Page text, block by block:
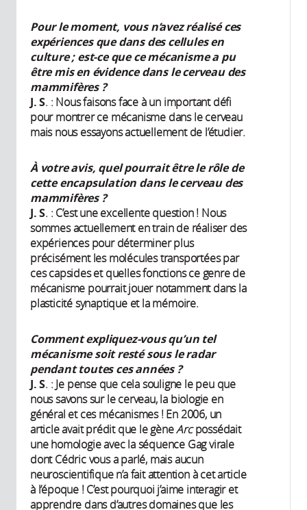
Pour le moment, vous n’avez réalisé ces
expériences que dans des cellules en
culture ; est-ce que ce mécanisme a pu
être mis en évidence dans le cerveau des
mammifères ?
J. S. : Nous faisons face à un important défi
pour montrer ce mécanisme dans le cerveau
mais nous essayons actuellement de l’étudier.
À votre avis, quel pourrait être le rôle de
cette encapsulation dans le cerveau des
mammifères ?
J. S. : C’est une excellente question ! Nous
sommes actuellement en train de réaliser des
expériences pour déterminer plus
précisément les molécules transportées par
ces capsides et quelles fonctions ce genre de
mécanisme pourrait jouer notamment dans la
plasticité synaptique et la mémoire.
Comment expliquez-vous qu’un tel
mécanisme soit resté sous le radar
pendant toutes ces années ?
J. S. : Je pense que cela souligne le peu que
nous savons sur le cerveau, la biologie en
général et ces mécanismes ! En 2006, un
article avait prédit que le gèneArcpossédait
une homologie avec la séquence Gag virale
dont Cédric vous a parlé, mais aucun
neuroscientifique n’a fait attention à cet article
à l’époque ! C’est pourquoi j’aime interagir et
apprendre dans d’autres domaines que les